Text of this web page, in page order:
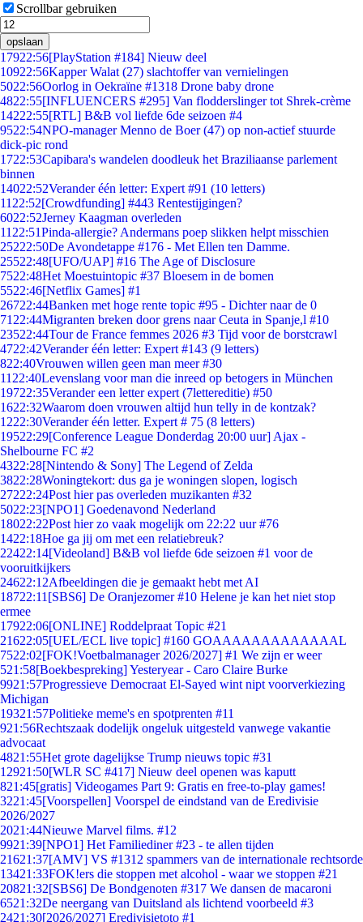
Scrollbar gebruiken
opslaan
17922:56[PlayStation #184] Nieuw deel
10922:56Kapper Walat (27) slachtoffer van vernielingen
5022:56Oorlog in Oekraïne #1318 Drone baby drone
4822:55[INFLUENCERS #295] Van flodderslinger tot Shrek-crème
14222:55[RTL] B&B vol liefde 6de seizoen #4
9522:54NPO-manager Menno de Boer (47) op non-actief stuurde
dick-pic rond
1722:53Capibara's wandelen doodleuk het Braziliaanse parlement
binnen
14022:52Verander één letter: Expert #91 (10 letters)
11 22:52[Crowdfunding] #443 Rentestijgingen?
6022:52Jerney Kaagman overleden
11 22:51Pinda-allergie? Andermans poep slikken helpt misschien
25222:50De Avondetappe #176 - Met Ellen ten Damme.
25522:48[UFO/UAP] #16 The Age of Disclosure
7522:48Het Moestuintopic #37 Bloesem in de bomen
5522:46[Netflix Games] #1
26722:44Banken met hoge rente topic #95 - Dichter naar de 0
71 22:44Migranten breken door grens naar Ceuta in Spanje,l #10
23522:44Tour de France femmes 2026 #3 Tijd voor de borstcrawl
4722:42Verander één letter: Expert #143 (9 letters)
822:40Vrouwen willen geen man meer #30
11 22:40Levenslang voor man die inreed op betogers in München
19722:35Verander een letter expert (7lettereditie) #50
1622:32Waarom doen vrouwen altijd hun telly in de kontzak?
1222:30Verander één letter. Expert # 75 (8 letters)
19522:29[Conference League Donderdag 20:00 uur] Ajax -
Shelbourne FC #2
4322:28[Nintendo & Sony] The Legend of Zelda
3822:28Woningtekort: dus ga je woningen slopen, logisch
27222:24Post hier pas overleden muzikanten #32
5022:23[NPO1] Goedenavond Nederland
18022:22Post hier zo vaak mogelijk om 22:22 uur #76
1422:18Hoe ga jij om met een relatiebreuk?
22422:14[Videoland] B&B vol liefde 6de seizoen #1 voor de
vooruitkijkers
24622:12Afbeeldingen die je gemaakt hebt met AI
18722:11 [SBS6] De Oranjezomer #10 Helene je kan het niet stop
ermee
17922:06[ONLINE] Roddelpraat Topic #21
21622:05[UEL/ECL live topic] #160 GOAAAAAAAAAAAAAL
7522:02[FOK!Voetbalmanager 2026/2027] #1 We zijn er weer
521:58[Boekbespreking] Yesteryear - Caro Claire Burke
9921:57Progressieve Democraat El-Sayed wint nipt voorverkiezing
Michigan
19321:57Politieke meme's en spotprenten #11
921:56Rechtszaak dodelijk ongeluk uitgesteld vanwege vakantie
advocaat
4821:55Het grote dagelijkse Trump nieuws topic #31
12921:50[WLR SC #417] Nieuw deel openen was kaputt
821:45[gratis] Videogames Part 9: Gratis en free-to-play games!
3221:45[Voorspellen] Voorspel de eindstand van de Eredivisie
2026/2027
2021:44Nieuwe Marvel films. #12
9921:39[NPO1] Het Familiediner #23 - te allen tijden
21621:37[AMV] VS #1312 spammers van de internationale rechtsorde
13421:33FOK!ers die stoppen met alcohol - waar we stoppen #21
20821:32[SBS6] De Bondgenoten #317 We dansen de macaroni
6521:32De neergang van Duitsland als lichtend voorbeeld #3
2421:30[2026/2027] Eredivisietoto #1